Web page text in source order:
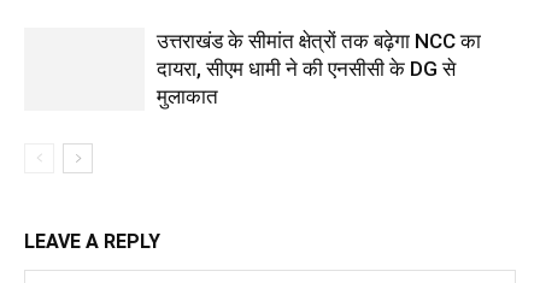
उत्तराखंड के सीमांत क्षेत्रों तक बढ़ेगा NCC का
दायरा, सीएम धामी ने की एनसीसी के DG से
मुलाकात
LEAVE A REPLY